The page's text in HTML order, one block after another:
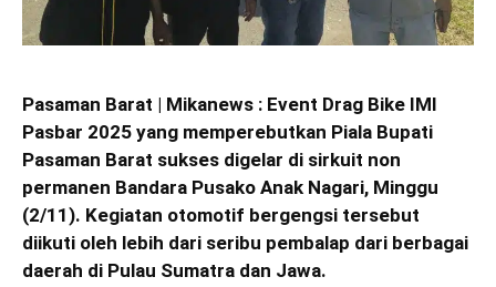
Pasaman Barat | Mikanews : Event Drag Bike IMI
Pasbar 2025 yang memperebutkan Piala Bupati
Pasaman Barat sukses digelar di sirkuit non
permanen Bandara Pusako Anak Nagari, Minggu
(2/11). Kegiatan otomotif bergengsi tersebut
diikuti oleh lebih dari seribu pembalap dari berbagai
daerah di Pulau Sumatra dan Jawa.